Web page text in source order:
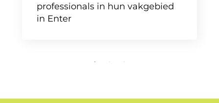
professionals in hun vakgebied
in Enter